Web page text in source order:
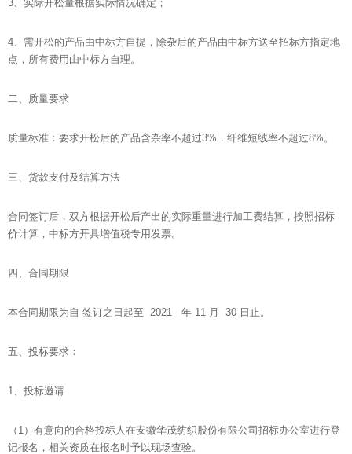
3、实际开松量根据实际情况确定；
4、需开松的产品由中标方自提，除杂后的产品由中标方送至招标方指定地
点，所有费用由中标方自理。
二、质量要求
质量标准：要求开松后的产品含杂率不超过3%，纤维短绒率不超过8%。
三、货款支付及结算方法
合同签订后，双方根据开松后产出的实际重量进行加工费结算，按照招标
价计算，中标方开具增值税专用发票。
四、合同期限
本合同期限为自 签订之日起至 2021 年 11 月 30 日止。
五、投标要求：
1、投标邀请
（1）有意向的合格投标人在安徽华茂纺织股份有限公司招标办公室进行登
记报名，相关资质在报名时予以现场查验。